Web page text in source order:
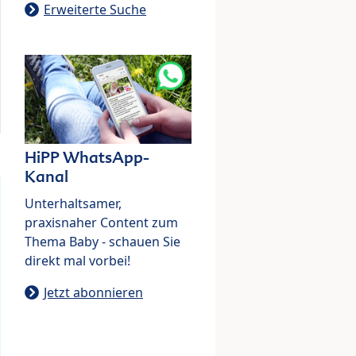
Erweiterte Suche
HiPP WhatsApp-
Kanal
Unterhaltsamer,
praxisnaher Content zum
Thema Baby - schauen Sie
direkt mal vorbei!
Jetzt abonnieren